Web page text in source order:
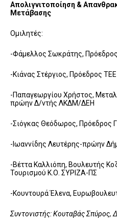
Απολιγνιτοποίηση &
Μετάβασης
Ομιλητές:
-Φάμελλος Σωκράτης,
-Κιάνας Στέργιος, Πρόεδρος
-Παπαγεωργίου Χρήστος,
πρώην Δ/ντής ΛΚΔΜ/ΔΕΗ
-Σιόγκας Θεόδωρος, Πρόεδρος
-Ιωαννίδης Λευτέρης-πρώην
-Βέττα Καλλιόπη, Βουλευτής
Τουρισμού Κ.Ο. ΣΥΡΙΖΑ-ΠΣ
-Κουντουρά Έλενα,
Συντονιστής: Κουταβάς Σπύρος,